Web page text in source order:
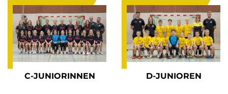
C-JUNIORINNEN D-JUNIOREN